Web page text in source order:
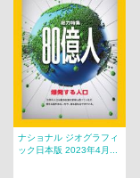
ナショナル ジオグラフィ
ック日本版 2023年4月...